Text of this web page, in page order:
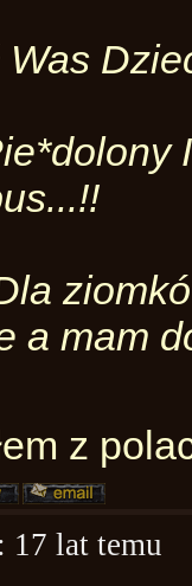
Was
a mam
z
17 lat temu